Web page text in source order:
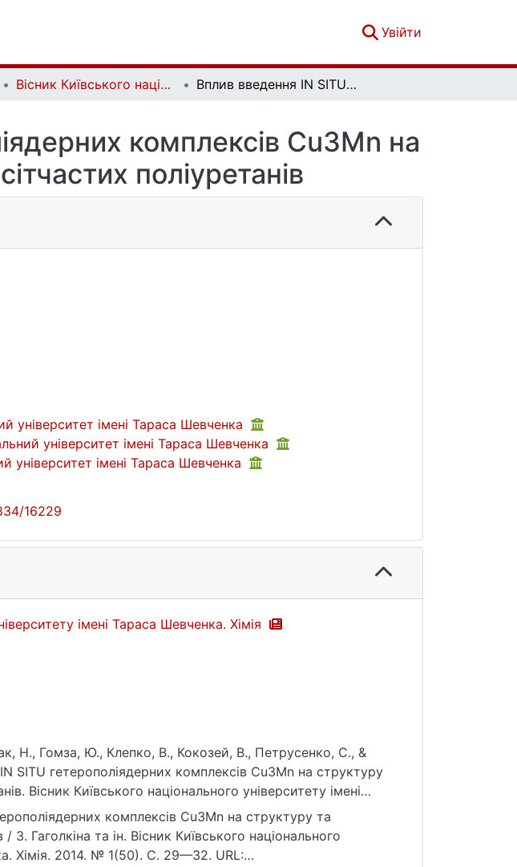
Увійти
Вісник Київського національного університету імені Тараса Шевченка. Хімія. Вип. 1(50) Вплив введення IN SITU гетерополіядерних комплексів Cu3Mn на cтруктуру та властивості сітчастих поліуретанів
комплексів Cu3Mn на
поліуретанів
університет імені Тараса Шевченка
університет імені Тараса Шевченка
університет імені Тараса Шевченка
16229
імені Тараса Шевченка. Хімія
Н., Гомза, Ю., Клепко, В., Кокозей, В., Петрусенко, С., &
Вісник Київського національного університету імені
https://ir.library.knu.ua/handle/15071834/16229
/ З. Гаголкіна та ін. Вісник Київського національного
Хімія. 2014. № 1(50). С. 29—32. URL: